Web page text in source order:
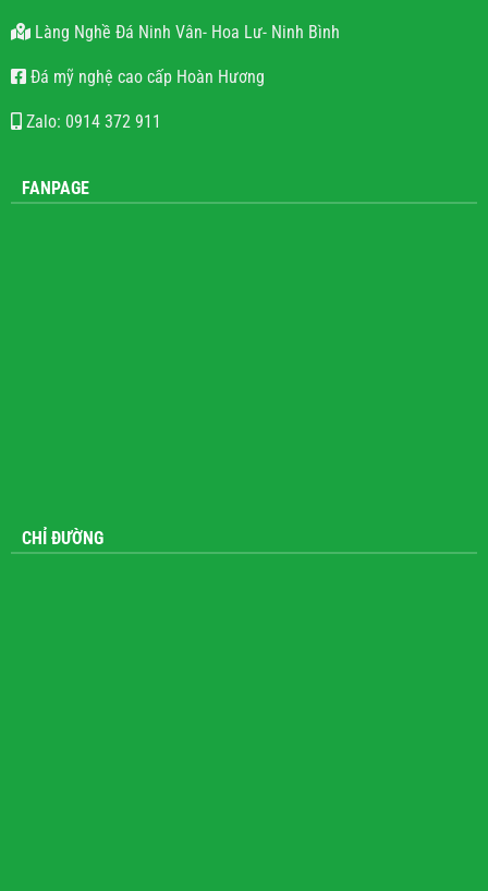
Làng Nghề Đá Ninh Vân- Hoa Lư- Ninh Bình
Đá mỹ nghệ cao cấp Hoàn Hương
Zalo: 0914 372 911
FANPAGE
CHỈ ĐƯỜNG